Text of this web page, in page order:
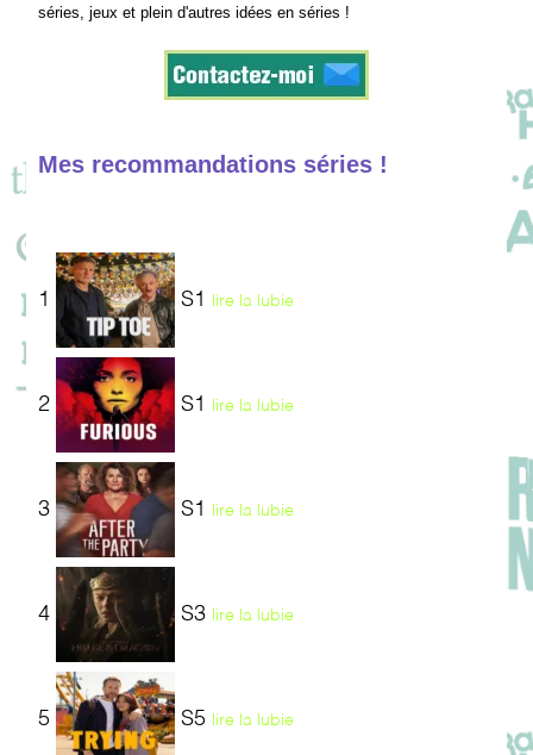
séries, jeux et plein d'autres idées en séries !
Mes recommandations séries !
1 S1 lire la lubie
2 S1 lire la lubie
3 S1 lire la lubie
4 S3 lire la lubie
5 S5 lire la lubie